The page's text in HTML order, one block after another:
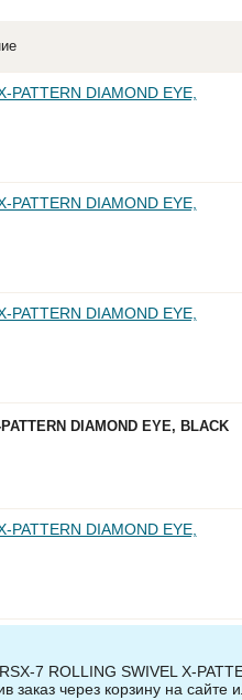
PATTERN DIAMOND EYE,
PATTERN DIAMOND EYE,
PATTERN DIAMOND EYE,
DIAMOND EYE, BLACK
PATTERN DIAMOND EYE,
7 ROLLING SWIVEL X-
заказ через корзину на сайте